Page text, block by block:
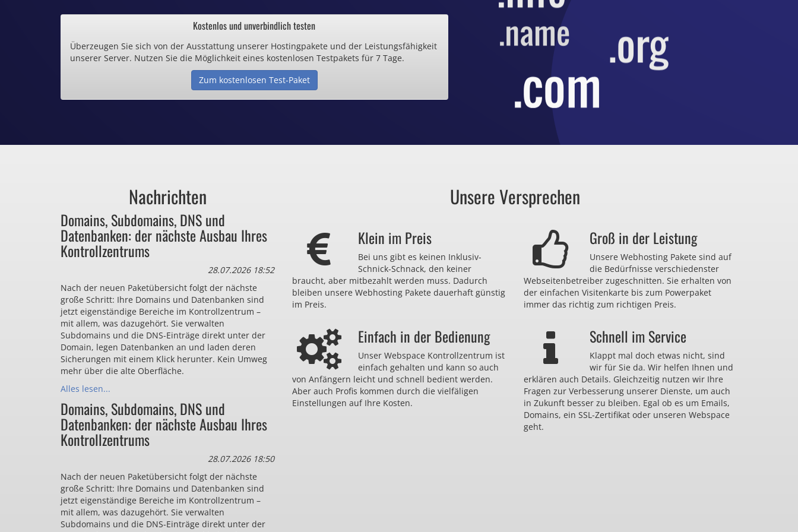
.de und .eu schon ab 0,70€ / Monat
Inklusive .de Domain
Webspace ab 1,25€ / Monat
Günstige SSL-Zertifikate
Bezahlen Sie auch zu viel
für Dinge, die sie gar nicht brauchen?
Kostenlos und unverbindlich testen
Überzeugen Sie sich von der Ausstattung unserer Hostingpakete und der Leistungsfähigkeit
unserer Server. Nutzen Sie die Möglichkeit eines kostenlosen Testpakets für 7 Tage.
Zum kostenlosen Test-Paket
Nachrichten
Domains, Subdomains, DNS und
Datenbanken: der nächste Ausbau Ihres
Kontrollzentrums
28.07.2026 18:52
Nach der neuen Paketübersicht folgt der nächste
große Schritt: Ihre Domains und Datenbanken sind
jetzt eigenständige Bereiche im Kontrollzentrum –
mit allem, was dazugehört. Sie verwalten
Subdomains und die DNS-Einträge direkt unter der
Domain, legen Datenbanken an und laden deren
Sicherungen mit einem Klick herunter. Kein Umweg
mehr über die alte Oberfläche.
Alles lesen...
Domains, Subdomains, DNS und
Datenbanken: der nächste Ausbau Ihres
Kontrollzentrums
28.07.2026 18:50
Nach der neuen Paketübersicht folgt der nächste
große Schritt: Ihre Domains und Datenbanken sind
jetzt eigenständige Bereiche im Kontrollzentrum –
mit allem, was dazugehört. Sie verwalten
Subdomains und die DNS-Einträge direkt unter der
Unsere Versprechen
Klein im Preis
Bei uns gibt es keinen Inklusiv-
Schnick-Schnack, den keiner
braucht, aber mitbezahlt werden muss. Dadurch
bleiben unsere Webhosting Pakete dauerhaft günstig
im Preis.
Groß in der Leistung
Unsere Webhosting Pakete sind auf
die Bedürfnisse verschiedenster
Webseitenbetreiber zugeschnitten. Sie erhalten von
der einfachen Visitenkarte bis zum Powerpaket
immer das richtig zum richtigen Preis.
Einfach in der Bedienung
Unser Webspace Kontrollzentrum ist
einfach gehalten und kann so auch
von Anfängern leicht und schnell bedient werden.
Aber auch Profis kommen durch die vielfäligen
Einstellungen auf Ihre Kosten.
Schnell im Service
Klappt mal doch etwas nicht, sind
wir für Sie da. Wir helfen Ihnen und
erklären auch Details. Gleichzeitig nutzen wir Ihre
Fragen zur Verbesserung unserer Dienste, um auch
in Zukunft besser zu bleiben. Egal ob es um Emails,
Domains, ein SSL-Zertifikat oder unseren Webspace
geht.